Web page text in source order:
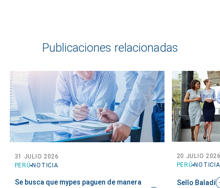
Publicaciones relacionadas
PERÚ NOTICIA
31 JULIO 2026
Se busca que mypes paguen de manera
PERÚ NOTICIA
20 JULIO
Sello Baladí